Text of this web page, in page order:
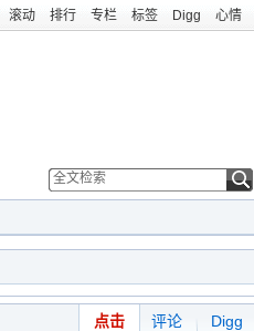
滚动 排行 专栏 标签 Digg 心情
点击 评论 Digg